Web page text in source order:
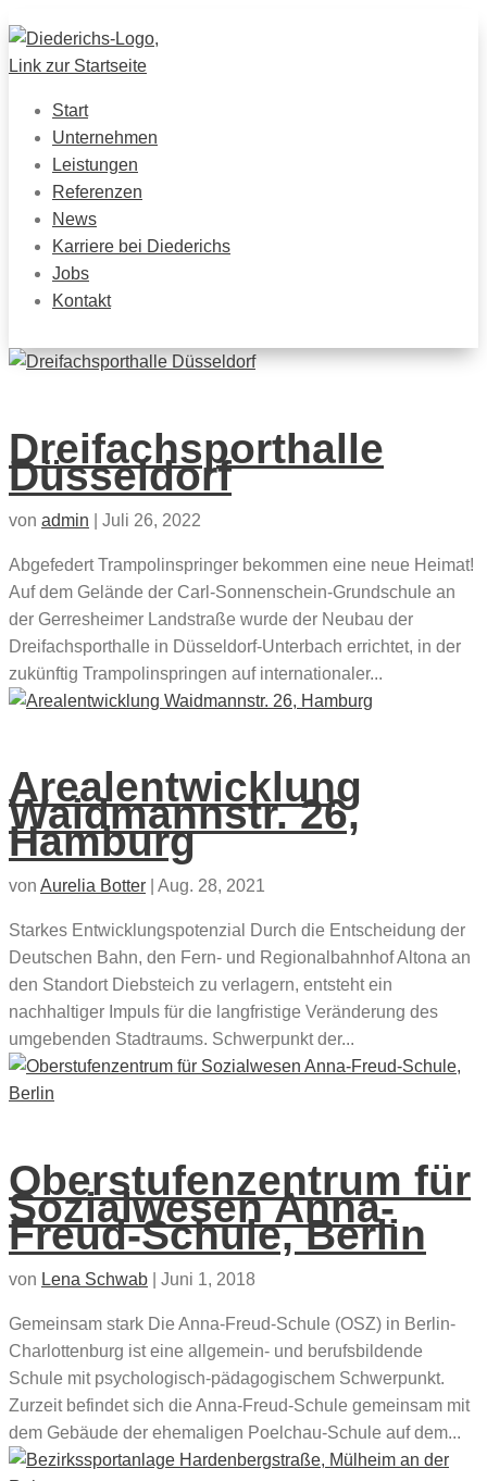
Start
Unternehmen
Leistungen
Referenzen
News
Karriere bei Diederichs
Jobs
Kontakt
Dreifachsporthalle
Düsseldorf
von admin Juli 26, 2022
Abgefedert Trampolinspringer bekommen eine neue Heimat!
Auf dem Gelände der Carl-Sonnenschein-Grundschule an
der Gerresheimer Landstraße wurde der Neubau der
Dreifachsporthalle in Düsseldorf-Unterbach errichtet, in der
zukünftig Trampolinspringen auf internationaler...
Arealentwicklung
Waidmannstr. 26,
Hamburg
von Aurelia Botter Aug. 28, 2021
Starkes Entwicklungspotenzial Durch die Entscheidung der
Deutschen Bahn, den Fern- und Regionalbahnhof Altona an
den Standort Diebsteich zu verlagern, entsteht ein
nachhaltiger Impuls für die langfristige Veränderung des
umgebenden Stadtraums. Schwerpunkt der...
Oberstufenzentrum für
Sozialwesen Anna-
Freud-Schule, Berlin
von Lena Schwab Juni 1, 2018
Gemeinsam stark Die Anna-Freud-Schule (OSZ) in Berlin-
Charlottenburg ist eine allgemein- und berufsbildende
Schule mit psychologisch-pädagogischem Schwerpunkt.
Zurzeit befindet sich die Anna-Freud-Schule gemeinsam mit
dem Gebäude der ehemaligen Poelchau-Schule auf dem...